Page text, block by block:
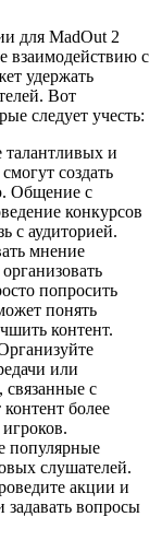
для MadOut 2
взаимодействию с
удержать
Вот
следует учесть:
и
создать
Общение с
конкурсов
с аудиторией.
мнение
попросить
понять
контент.
или
связанные с
более
популярные
слушателей.
акции и
задавать вопросы